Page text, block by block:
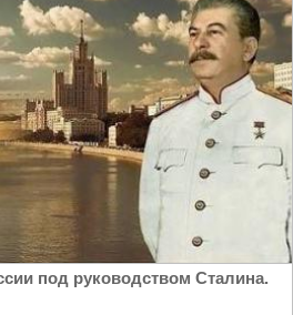
под руководством Сталина.